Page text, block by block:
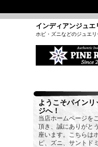
インディアンジュエ
ホピ・ズニなどのジュエ
ようこそパインリ
ジへ！
当店ホームページを
頂き、誠にありがと
座います。こちらは
ピ、ズニ、サントド